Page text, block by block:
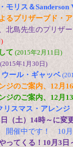
モリス＆Sanderson
るプリザーブド・
北島先生のプリザ
て (2015年2月11日)
(2015年1月30日)
ール・ギャッベ
ジのご案内、12月
ジのご案内、12月
スマス・アレン
（土）14時～に変
催中です！ 10月
ってくる！10月3日